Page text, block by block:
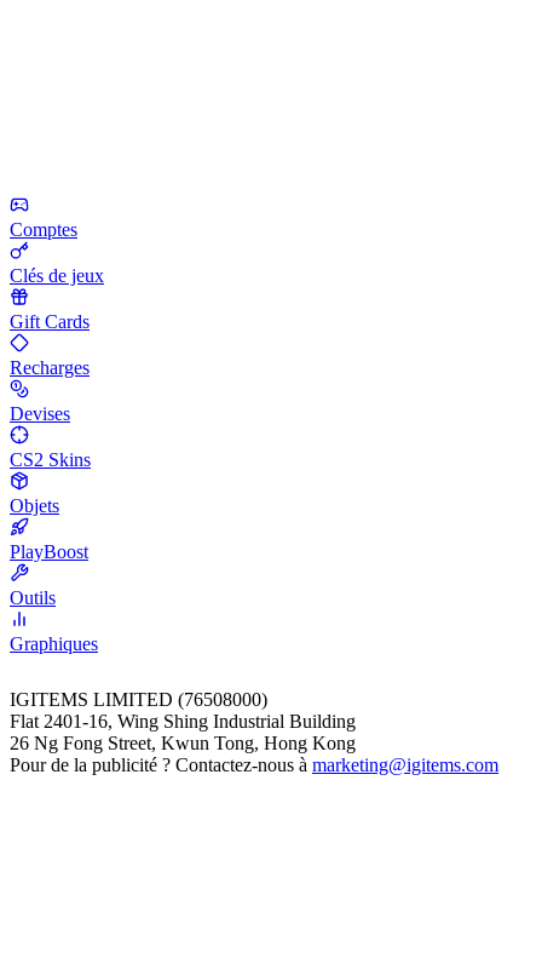
Comptes
Clés de jeux
Gift Cards
Recharges
Devises
CS2 Skins
Objets
PlayBoost
Outils
Graphiques
IGITEMS LIMITED (76508000)
Flat 2401-16, Wing Shing Industrial Building
26 Ng Fong Street, Kwun Tong, Hong Kong
Pour de la publicité ? Contactez-nous à marketing@igitems.com